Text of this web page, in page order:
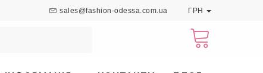
sales@fashion-odessa.com.ua ГРН